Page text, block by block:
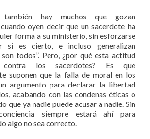
hay muchos que gozan
oyen decir que un sacerdote ha
forma a su ministerio, sin esforzarse
si es cierto, e incluso generalizan
todos”. Pero, ¿por qué esta actitud
los sacerdotes? Es que
suponen que la falla de moral en los
argumento para declarar la libertad
acabando con las condenas éticas o
que ya nadie puede acusar a nadie. Sin
siempre estará ahí para
algo no sea correcto.